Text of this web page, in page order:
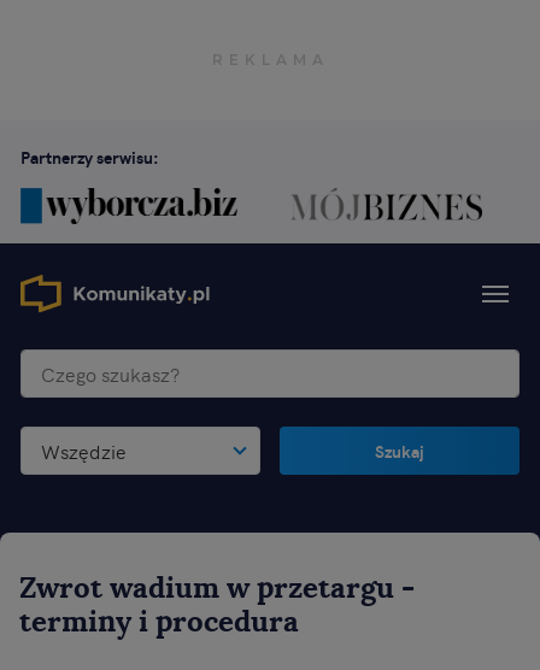
Partnerzy serwisu:
Wszędzie Szukaj
Zwrot wadium w przetargu -
terminy i procedura